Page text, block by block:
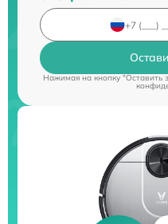
Нажимая на кнопку "Оставить